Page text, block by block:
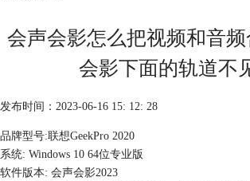
会声会影怎么把视频和音
会影下面的轨道不
发布时间：2023-06-16 15: 12: 28
品牌型号:联想GeekPro 2020
系统: Windows 10 64位专业版
软件版本: 会声会影2023